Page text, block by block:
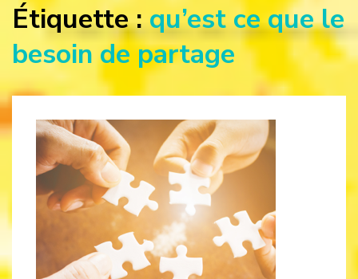
Étiquette : qu’est ce que le
besoin de partage